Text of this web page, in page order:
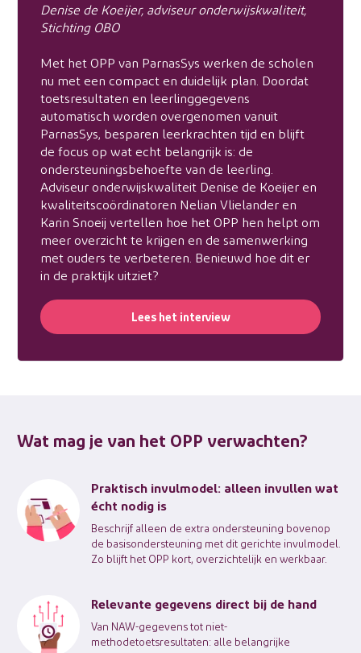
Denise de Koeijer, adviseur onderwijskwaliteit,
Stichting OBO
Met het OPP van ParnasSys werken de scholen
nu met een compact en duidelijk plan. Doordat
toetsresultaten en leerlinggegevens
automatisch worden overgenomen vanuit
ParnasSys, besparen leerkrachten tijd en blijft
de focus op wat echt belangrijk is: de
ondersteuningsbehoefte van de leerling.
Adviseur onderwijskwaliteit Denise de Koeijer en
kwaliteitscoördinatoren Nelian Vlielander en
Karin Snoeij vertellen hoe het OPP hen helpt om
meer overzicht te krijgen en de samenwerking
met ouders te verbeteren. Benieuwd hoe dit er
in de praktijk uitziet?
Lees het interview
Wat mag je van het OPP verwachten?
Praktisch invulmodel: alleen invullen wat
écht nodig is
Beschrijf alleen de extra ondersteuning bovenop
de basisondersteuning met dit gerichte invulmodel.
Zo blijft het OPP kort, overzichtelijk en werkbaar.
Relevante gegevens direct bij de hand
Van NAW-gegevens tot niet-
methodetoetsresultaten: alle belangrijke